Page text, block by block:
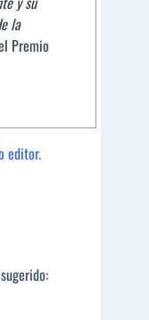
la
Premio
editor.